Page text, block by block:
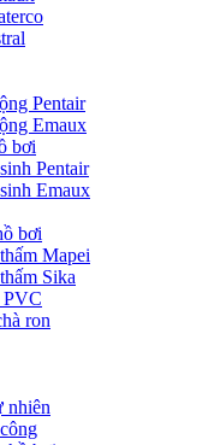
Pentair
Emaux
bơi
Pentair
Emaux
bơi
Mapei
Sika
PVC
ron
nhiên